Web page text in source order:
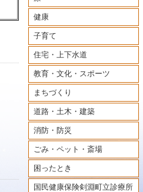
健康
子育て
住宅・上下水道
教育・文化・スポーツ
まちづくり
道路・土木・建築
消防・防災
ごみ・ペット・斎場
困ったとき
国民健康保険剣淵町立診療所